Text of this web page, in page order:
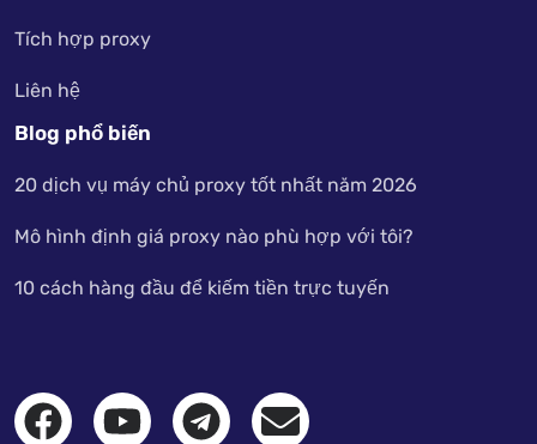
Tích hợp proxy
Liên hệ
Blog phổ biến
20 dịch vụ máy chủ proxy tốt nhất năm 2026
Mô hình định giá proxy nào phù hợp với tôi?
10 cách hàng đầu để kiếm tiền trực tuyến